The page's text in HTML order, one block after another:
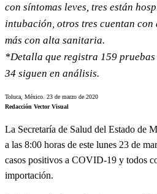
con síntomas leves, tres están
intubación, otros tres cuentan
más con alta sanitaria.
*Detalla que registra 159
34 siguen en análisis.
Toluca, México. 23 de marzo de 2020
Redacción Vector Visual
La Secretaría de Salud del Estado de
a las 8:00 horas de este lunes 23 de
casos positivos a COVID-19 y todos
importación.